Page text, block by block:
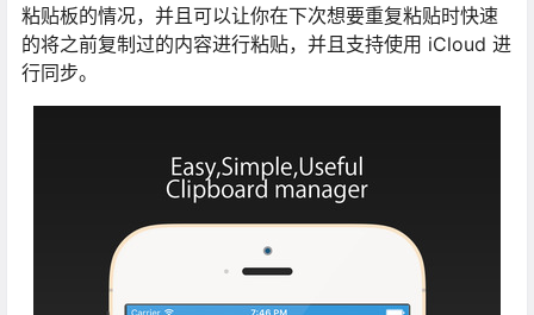
粘贴板的情况，并且可以让你在下次想要重复粘贴时快速
的将之前复制过的内容进行粘贴，并且支持使用 iCloud 进
行同步。